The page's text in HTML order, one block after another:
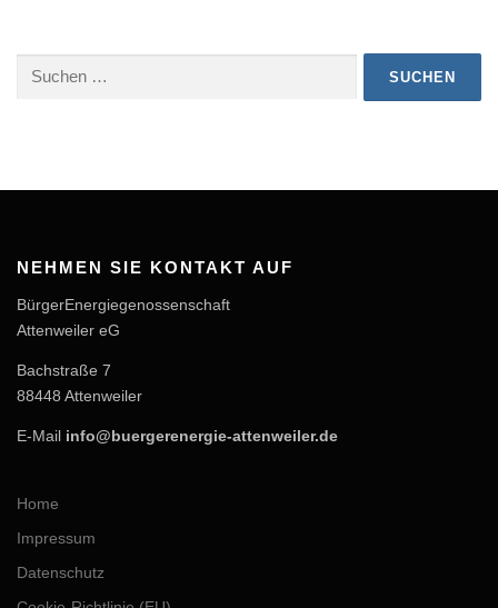
nach:
NEHMEN SIE KONTAKT AUF
BürgerEnergiegenossenschaft
Attenweiler eG
Bachstraße 7
88448 Attenweiler
E-Mail info@buergerenergie-attenweiler.de
Home
Impressum
Datenschutz